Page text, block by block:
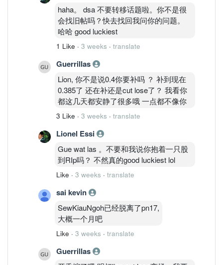
haha。 dsa 不要转移话题啦。你不是很
会找旧帖吗？快去找回我问你的问题。
哈哈 good luckiest
1 Like · 3 weeks · translate
Guerrillas
Lion, 你不是说0.4你要补吗 ？ 补到现在
0.385了 还在补还是cut lose了？ 我看你
都这几天都安静了很多哦 一点都不像你
3 Like · 3 weeks · translate
Lionel Essi
Gue wat las 。不要和我说你抱着一只股
到RIp吗？ 不然真的good luckiest lol
Like · 3 weeks · translate
sai kevin
SewKiauNgoh已经脱离了pn17,
大概一个月吧
Like · 3 weeks · translate
Guerrillas